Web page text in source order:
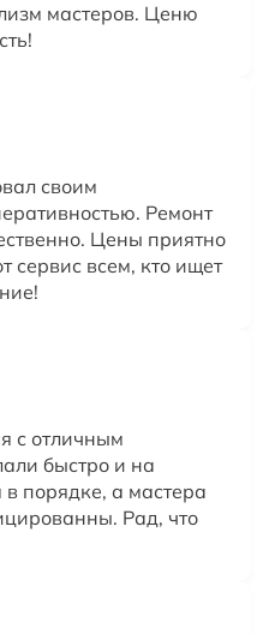
мастеров. Ценю
своим
Ремонт
Цены приятно
сервис всем, кто ищет
с отличным
быстро и на
порядке, а мастера
Рад, что